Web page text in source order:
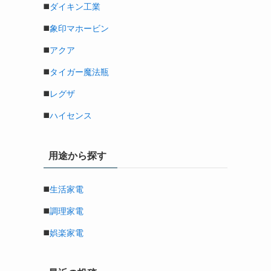
◼️ダイキン工業
◼️象印マホービン
◼️アクア
◼️タイガー魔法瓶
◼️レグザ
◼️ハイセンス
用途から探す
◼️生活家電
◼️調理家電
◼️娯楽家電